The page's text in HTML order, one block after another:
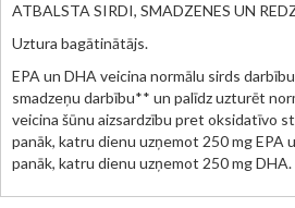
ATBALSTA SIRDI, SMADZENES UN
Uztura bagātinātājs.
EPA un DHA veicina normālu sirds
smadzeņu darbību** un palīdz uzturēt
veicina šūnu aizsardzību pret oksidatīvo
panāk, katru dienu uzņemot 250 mg EPA
panāk, katru dienu uzņemot 250 mg DHA.